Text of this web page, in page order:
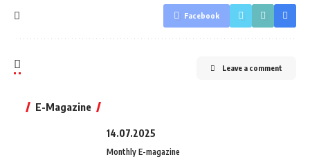
Facebook
Leave a comment
E-Magazine
14.07.2025
Monthly E-magazine